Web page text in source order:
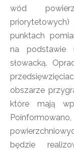
wód
punktach
na podstawie
słowacką.
obszarze
które mają
będzie